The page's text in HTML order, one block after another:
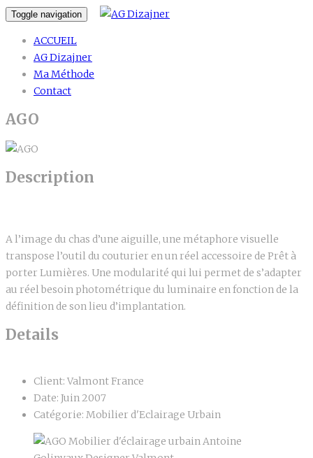
Toggle navigation
ACCUEIL
AG Dizajner
Ma Méthode
Contact
AGO
Description
A l’image du chas d’une aiguille, une métaphore visuelle
transpose l’outil du couturier en un réel accessoire de Prêt à
porter Lumières. Une modularité qui lui permet de s’adapter
au réel besoin photométrique du luminaire en fonction de la
définition de son lieu d’implantation.
Details
Client: Valmont France
Date: Juin 2007
Catégorie: Mobilier d'Eclairage Urbain